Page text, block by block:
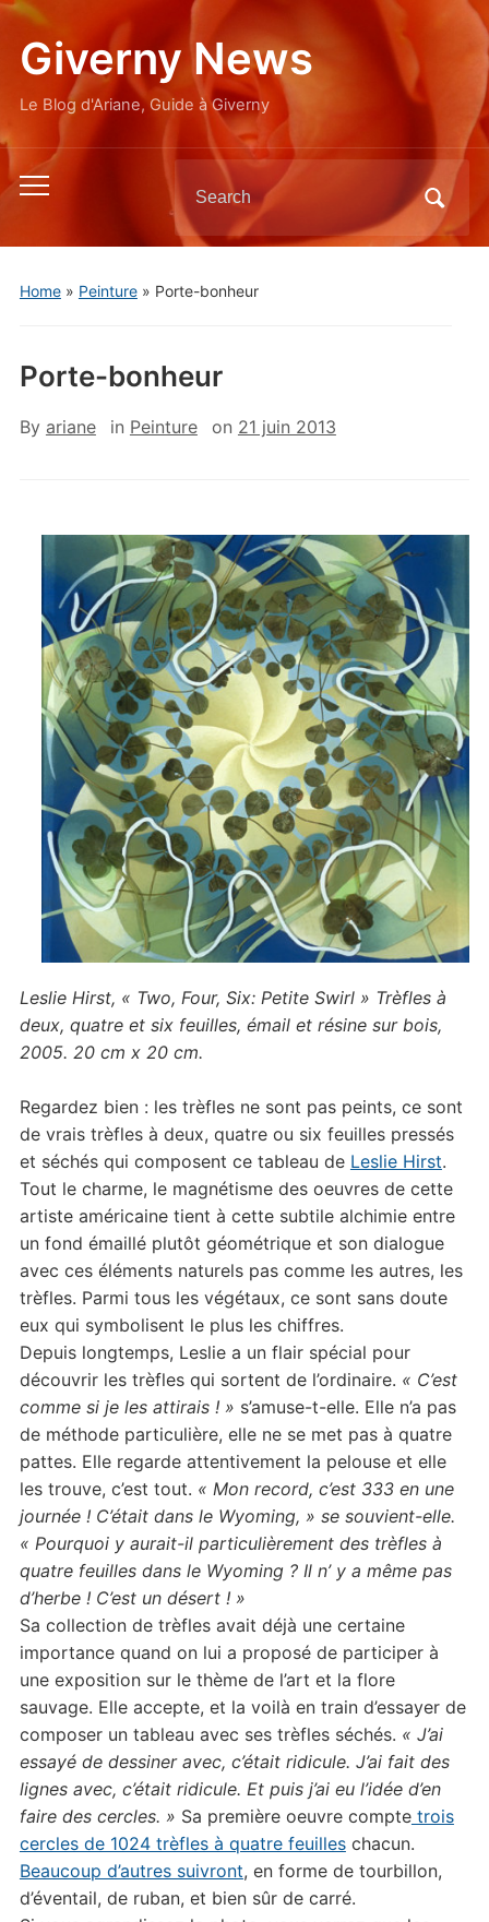
Giverny News
Le Blog d'Ariane, Guide à Giverny
Toggle
menu
Search
for:
Home» Peinture» Porte-bonheur
Porte-bonheur
By ariane in Peinture on 21 juin 2013
Leslie Hirst, « Two, Four, Six: Petite Swirl » Trèfles à
deux, quatre et six feuilles, émail et résine sur bois,
2005. 20 cm x 20 cm.
Regardez bien : les trèfles ne sont pas peints, ce sont
de vrais trèfles à deux, quatre ou six feuilles pressés
et séchés qui composent ce tableau de Leslie Hirst.
Tout le charme, le magnétisme des oeuvres de cette
artiste américaine tient à cette subtile alchimie entre
un fond émaillé plutôt géométrique et son dialogue
avec ces éléments naturels pas comme les autres, les
trèfles. Parmi tous les végétaux, ce sont sans doute
eux qui symbolisent le plus les chiffres.
Depuis longtemps, Leslie a un flair spécial pour
découvrir les trèfles qui sortent de l’ordinaire. « C’est
comme si je les attirais ! » s’amuse-t-elle. Elle n’a pas
de méthode particulière, elle ne se met pas à quatre
pattes. Elle regarde attentivement la pelouse et elle
les trouve, c’est tout. « Mon record, c’est 333 en une
journée ! C’était dans le Wyoming, » se souvient-elle.
« Pourquoi y aurait-il particulièrement des trèfles à
quatre feuilles dans le Wyoming ? Il n’ y a même pas
d’herbe ! C’est un désert ! »
Sa collection de trèfles avait déjà une certaine
importance quand on lui a proposé de participer à
une exposition sur le thème de l’art et la flore
sauvage. Elle accepte, et la voilà en train d’essayer de
composer un tableau avec ses trèfles séchés. « J’ai
essayé de dessiner avec, c’était ridicule. J’ai fait des
lignes avec, c’était ridicule. Et puis j’ai eu l’idée d’en
faire des cercles. » Sa première oeuvre comptetrois
cercles de 1024 trèfles à quatre feuilleschacun.
Beaucoup d’autres suivront, en forme de tourbillon,
d’éventail, de ruban, et bien sûr de carré.